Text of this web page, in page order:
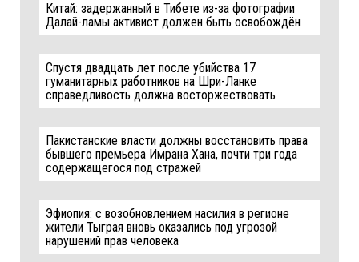
Китай: задержанный в Тибете из-за фотографии
Далай-ламы активист должен быть освобождён
Спустя двадцать лет после убийства 17
гуманитарных работников на Шри-Ланке
справедливость должна восторжествовать
Пакистанские власти должны восстановить права
бывшего премьера Имрана Хана, почти три года
содержащегося под стражей
Эфиопия: с возобновлением насилия в регионе
жители Тыграя вновь оказались под угрозой
нарушений прав человека